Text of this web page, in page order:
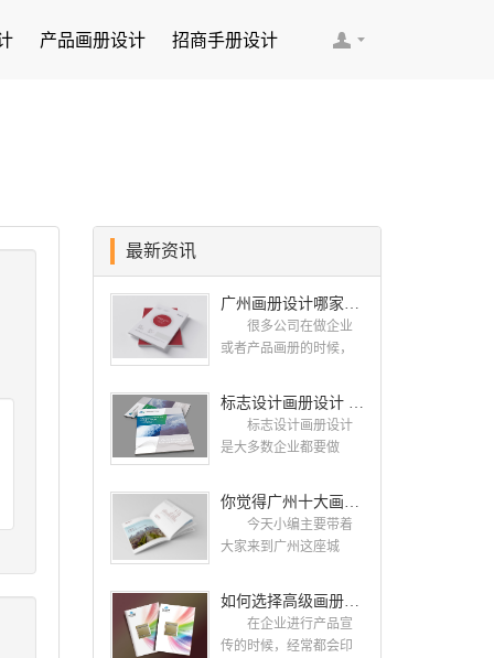
产品画册设计 招商手册设计
最新资讯
广州画册设计哪家公司好？我们推荐古柏品牌设计
很多公司在做企业
或者产品画册的时候，
公司，这样设计出来的
画册，才能让人眼前一
亮，才能够给公司带来
计找哪家公司。 广
州画册设计哪家公司
好？本地人都会选择古
柏品牌设计有限公司成
立于2004年，是由一群
专业、独特的IT精英组
标志设计画册设计 对标志设计有哪些原则呢？
标志设计画册设计
是大多数企业都要做
一个企业的门面形象，
而画册就是作为宣传，
把企业的形象和活动更
不能缺少的。标志设计
画册设计 简练、概
括、完美!即要成功到几
你觉得广州十大画册设计公司的排名真的重要吗？
今天小编主要带着
大家来到广州这座城
设计公司是那些?古柏品
牌提供画册设计，宣传
册设计,排版设计，画册
如何选择高级画册设计公司 怎么制作高级企业画册
在企业进行产品宣
传的时候，经常都会印